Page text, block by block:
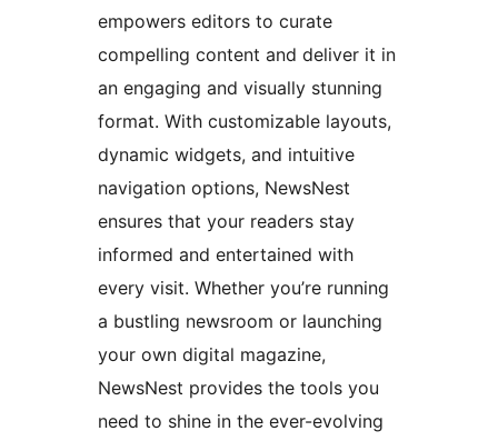
empowers editors to curate
compelling content and deliver it in
an engaging and visually stunning
format. With customizable layouts,
dynamic widgets, and intuitive
navigation options, NewsNest
ensures that your readers stay
informed and entertained with
every visit. Whether you’re running
a bustling newsroom or launching
your own digital magazine,
NewsNest provides the tools you
need to shine in the ever-evolving